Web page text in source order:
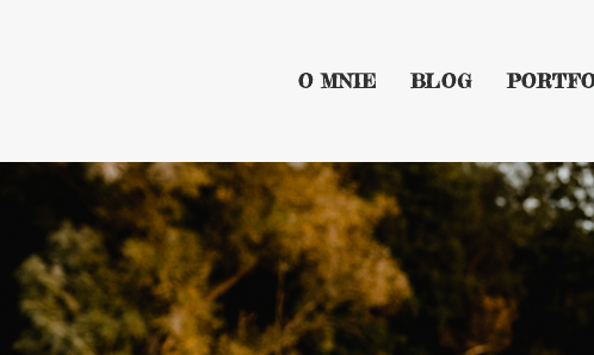
O MNIE BLOG